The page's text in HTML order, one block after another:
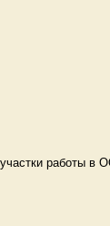
работы в